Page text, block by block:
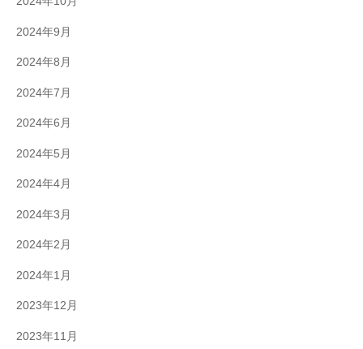
2024年9月
2024年8月
2024年7月
2024年6月
2024年5月
2024年4月
2024年3月
2024年2月
2024年1月
2023年12月
2023年11月